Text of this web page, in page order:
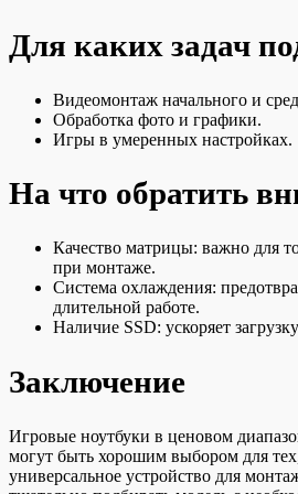
Для каких задач
Видеомонтаж начального и
Обработка фото и графики.
Игры в умеренных настройках.
На что обратить
Качество матрицы: важно для
при монтаже.
Система охлаждения:
длительной работе.
Наличие SSD: ускоряет
Заключение
Игровые ноутбуки в ценовом
могут быть хорошим выбором для
универсальное устройство для